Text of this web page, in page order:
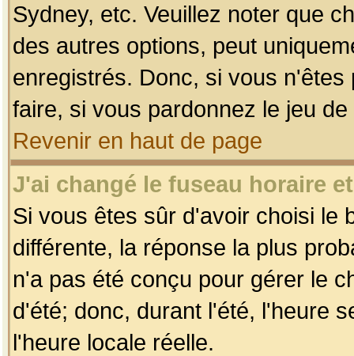
Sydney, etc. Veuillez noter que
des autres options, peut
enregistrés. Donc, si vous
faire, si vous pardonnez le jeu
Revenir en haut de page
J'ai changé le fuseau horaire
Si vous êtes sûr d'avoir choisi le
différente, la réponse la plus
n'a pas été conçu pour gérer le
d'été; donc, durant l'été, l'heure
l'heure locale réelle.